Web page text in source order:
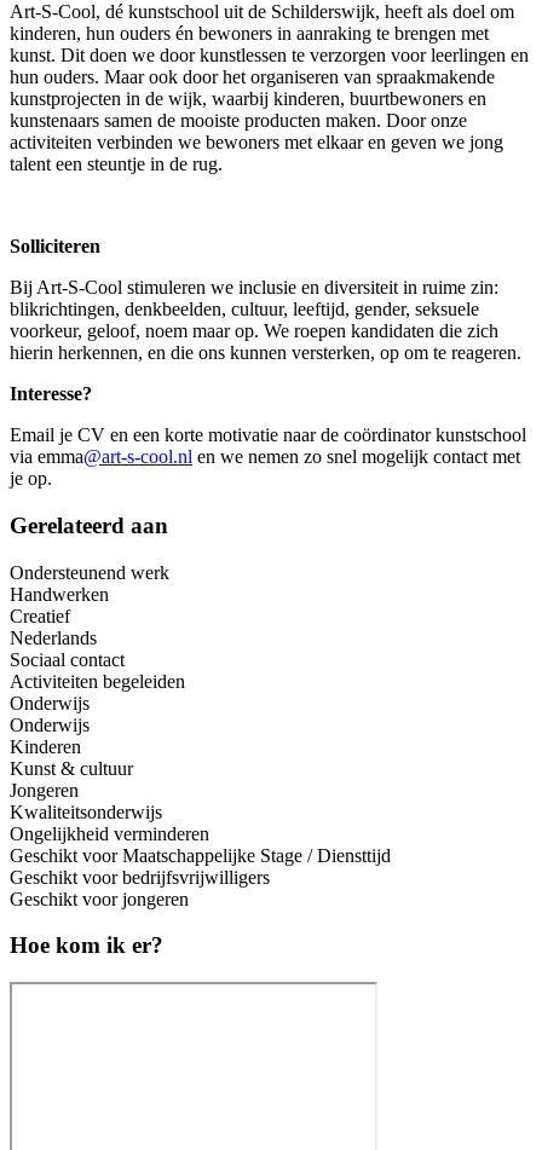
Art-S-Cool, dé kunstschool uit de Schilderswijk, heeft als doel om
kinderen, hun ouders én bewoners in aanraking te brengen met
kunst. Dit doen we door kunstlessen te verzorgen voor leerlingen en
hun ouders. Maar ook door het organiseren van spraakmakende
kunstprojecten in de wijk, waarbij kinderen, buurtbewoners en
kunstenaars samen de mooiste producten maken. Door onze
activiteiten verbinden we bewoners met elkaar en geven we jong
talent een steuntje in de rug.
Solliciteren
Bij Art-S-Cool stimuleren we inclusie en diversiteit in ruime zin:
blikrichtingen, denkbeelden, cultuur, leeftijd, gender, seksuele
voorkeur, geloof, noem maar op. We roepen kandidaten die zich
hierin herkennen, en die ons kunnen versterken, op om te reageren.
Interesse?
Email je CV en een korte motivatie naar de coördinator kunstschool
via emma@art-s-cool.nl en we nemen zo snel mogelijk contact met
je op.
Gerelateerd aan
Ondersteunend werk
Handwerken
Creatief
Nederlands
Sociaal contact
Activiteiten begeleiden
Onderwijs
Onderwijs
Kinderen
Kunst & cultuur
Jongeren
Kwaliteitsonderwijs
Ongelijkheid verminderen
Geschikt voor Maatschappelijke Stage / Diensttijd
Geschikt voor bedrijfsvrijwilligers
Geschikt voor jongeren
Hoe kom ik er?